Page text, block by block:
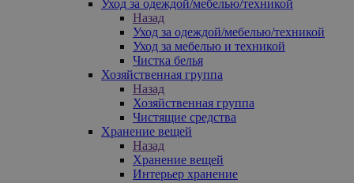
Уход за одеждой/мебелью/техникой
Назад
Уход за одеждой/мебелью/техникой
Уход за мебелью и техникой
Чистка белья
Хозяйственная группа
Назад
Хозяйственная группа
Чистящие средства
Хранение вещей
Назад
Хранение вещей
Интерьер хранение